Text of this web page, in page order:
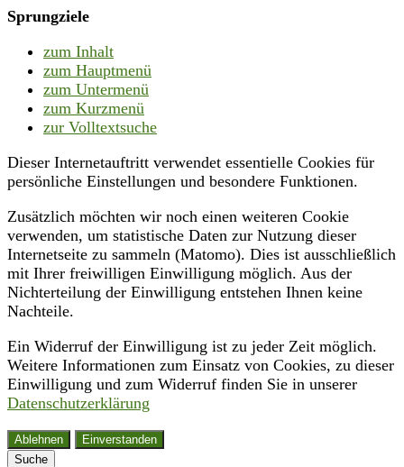
Sprungziele
zum Inhalt
zum Hauptmenü
zum Untermenü
zum Kurzmenü
zur Volltextsuche
Dieser Internetauftritt verwendet essentielle Cookies für
persönliche Einstellungen und besondere Funktionen.
Zusätzlich möchten wir noch einen weiteren Cookie
verwenden, um statistische Daten zur Nutzung dieser
Internetseite zu sammeln (Matomo). Dies ist ausschließlich
mit Ihrer freiwilligen Einwilligung möglich. Aus der
Nichterteilung der Einwilligung entstehen Ihnen keine
Nachteile.
Ein Widerruf der Einwilligung ist zu jeder Zeit möglich.
Weitere Informationen zum Einsatz von Cookies, zu dieser
Einwilligung und zum Widerruf finden Sie in unserer
Datenschutzerklärung
Ablehnen
Einverstanden
Suche